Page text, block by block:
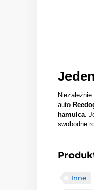
auto
hamulca.
swobodne
Inne